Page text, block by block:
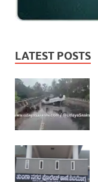
LATEST POSTS